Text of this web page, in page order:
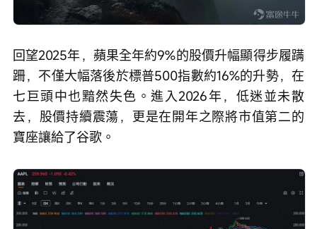
回望2025年，蘋果全年約9%的股價升幅顯得步履蹒
跚，不僅大幅落後於標普500指數約16%的升勢，在
七巨頭中也黯然失色。進入2026年，低迷並未散
去，股價持續震蕩，更是在開年之際將市值第二的
寶座讓給了谷歌。